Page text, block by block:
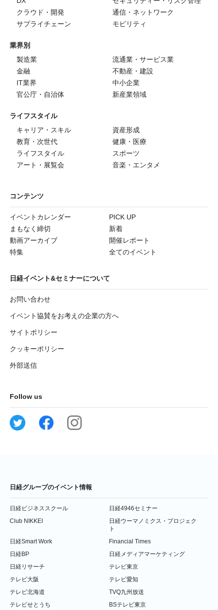
クラウド・開発
通信・ネットワーク
サプライチェーン
モビリティ
業界別
製造業
流通業・サービス業
金融
不動産・建設
IT業界
中小企業
官公庁・自治体
新産業領域
ライフスタイル
キャリア・スキル
資産形成
教育・次世代
健康・医療
ライフスタイル
スポーツ
アート・展覧会
音楽・エンタメ
コンテンツ
イベントカレンダー
PICK UP
まもなく締切
新着
動画アーカイブ
開催レポート
特集
全てのイベント
日経イベント&セミナーについて
お問い合わせ
イベント協賛をお考えの企業の方へ
サイトポリシー
クッキーポリシー
外部送信
Follow us
日経グループのイベント情報
日経ビジネススクール
日経4946セミナー
Club NIKKEI
日経ウーマノミクス・プロジェク
ト
日経Smart Work
Financial Times
日経BP
日経メディアマーケティング
日経リサーチ
テレビ東京
テレビ大阪
テレビ愛知
テレビ北海道
TVQ九州放送
テレビせとうち
BSテレビ東京